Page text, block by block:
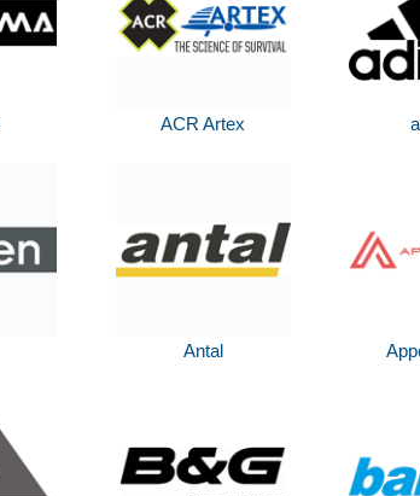
ACR Artex
Antal